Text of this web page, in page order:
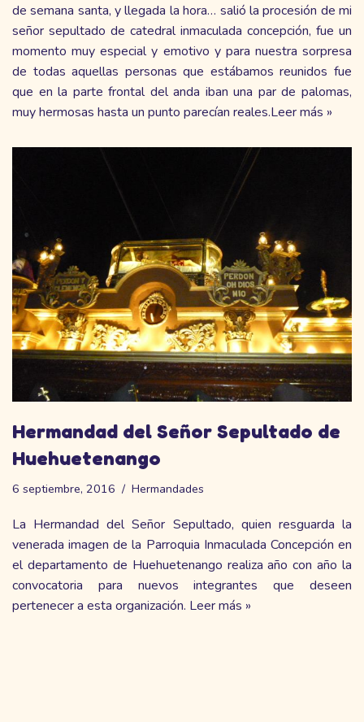
de semana santa, y llegada la hora… salió la procesión de mi
señor sepultado de catedral inmaculada concepción, fue un
momento muy especial y emotivo y para nuestra sorpresa
de todas aquellas personas que estábamos reunidos fue
que en la parte frontal del anda iban una par de palomas,
muy hermosas hasta un punto parecían reales.Leer más »
Hermandad del Señor Sepultado de
Huehuetenango
6 septiembre, 2016 Hermandades
La Hermandad del Señor Sepultado, quien resguarda la
venerada imagen de la Parroquia Inmaculada Concepción en
el departamento de Huehuetenango realiza año con año la
convocatoria para nuevos integrantes que deseen
pertenecer a esta organización. Leer más »